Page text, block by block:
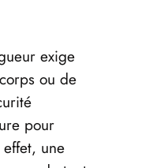
exige
ou de
pour
une